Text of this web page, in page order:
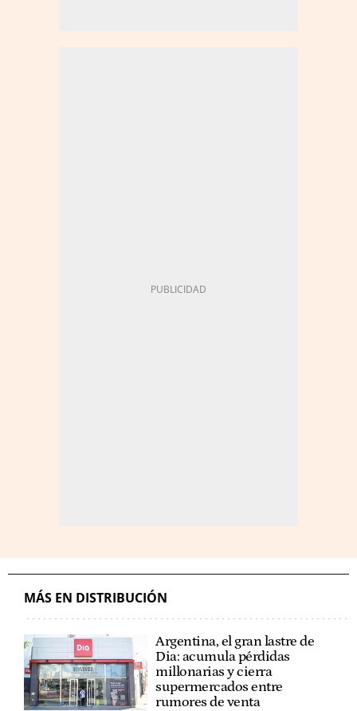
MÁS EN DISTRIBUCIÓN
Argentina, el gran lastre de
Dia: acumula pérdidas
millonarias y cierra
supermercados entre
rumores de venta